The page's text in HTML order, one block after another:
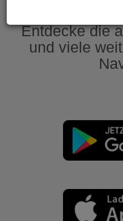
Entdecke die
und viele